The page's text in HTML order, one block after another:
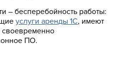
– бесперебойность работы:
услуги аренды 1С, имеют
ПО.